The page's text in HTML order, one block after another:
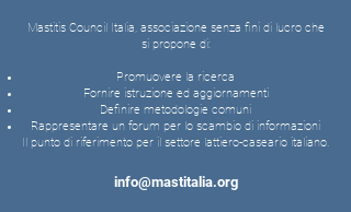
Mastitis Council Italia, associazione senza fini di lucro che
si propone di:
Promuovere la ricerca
Fornire istruzione ed aggiornamenti
Definire metodologie comuni
Rappresentare un forum per lo scambio di informazioni
Il punto di riferimento per il settore lattiero-caseario italiano.
info@mastitalia.org